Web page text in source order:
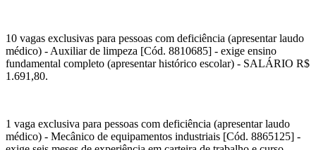
10 vagas exclusivas para pessoas com deficiência (apresentar laudo
médico) - Auxiliar de limpeza [Cód. 8810685] - exige ensino
fundamental completo (apresentar histórico escolar) - SALÁRIO R$
1.691,80.
1 vaga exclusiva para pessoas com deficiência (apresentar laudo
médico) - Mecânico de equipamentos industriais [Cód. 8865125] -